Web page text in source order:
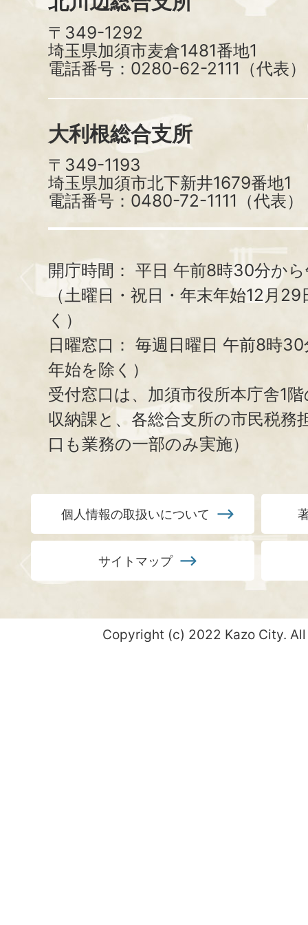
〒349-1292
埼玉県加須市麦倉1481番地1
電話番号：0280-62-2111（代表）
大利根総合支所
〒349-1193
埼玉県加須市北下新井1679番地1
電話番号：0480-72-1111（代表）
開庁時間： 平日 午前8時30分か
（土曜日・祝日・年末年始12月
く）
日曜窓口： 毎週日曜日 午前8時
年始を除く）
受付窓口は、加須市役所本庁舎1
収納課と、 各総合支所の市民税務
口も業務の一部のみ実施）
個人情報の取扱いについて
サイトマップ
Copyright (c) 2022 Kazo City.